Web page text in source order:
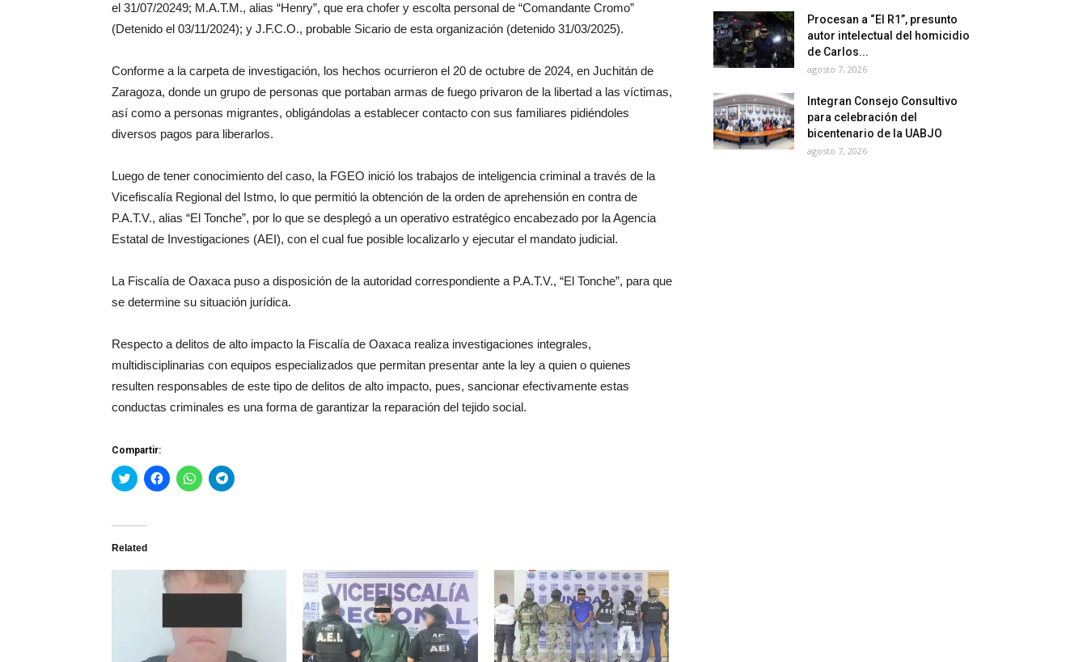
el 31/07/20249; M.A.T.M., alias “Henry”, que era chofer y escolta personal de “Comandante Cromo”
(Detenido el 03/11/2024); y J.F.C.O., probable Sicario de esta organización (detenido 31/03/2025).
Conforme a la carpeta de investigación, los hechos ocurrieron el 20 de octubre de 2024, en Juchitán de
Zaragoza, donde un grupo de personas que portaban armas de fuego privaron de la libertad a las víctimas,
así como a personas migrantes, obligándolas a establecer contacto con sus familiares pidiéndoles
diversos pagos para liberarlos.
Luego de tener conocimiento del caso, la FGEO inició los trabajos de inteligencia criminal a través de la
Vicefiscalía Regional del Istmo, lo que permitió la obtención de la orden de aprehensión en contra de
P.A.T.V., alias “El Tonche”, por lo que se desplegó a un operativo estratégico encabezado por la Agencia
Estatal de Investigaciones (AEI), con el cual fue posible localizarlo y ejecutar el mandato judicial.
La Fiscalía de Oaxaca puso a disposición de la autoridad correspondiente a P.A.T.V., “El Tonche”, para que
se determine su situación jurídica.
Respecto a delitos de alto impacto la Fiscalía de Oaxaca realiza investigaciones integrales,
multidisciplinarias con equipos especializados que permitan presentar ante la ley a quien o quienes
resulten responsables de este tipo de delitos de alto impacto, pues, sancionar efectivamente estas
conductas criminales es una forma de garantizar la reparación del tejido social.
Compartir:
Haz
clic
Twitter
abre
una
ventana
nueva)
Haz
clic
una
ventana
nueva)
Haz
clic
una
ventana
nueva)
Haz
clic
una
ventana
nueva)
Related
Procesan a “El R1”, presunto
autor intelectual del homicidio
de Carlos...
agosto 7, 2026
Integran Consejo Consultivo
para celebración del
bicentenario de la UABJO
agosto 7, 2026